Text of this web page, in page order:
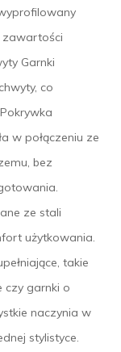
Garnki
co
w połączeniu ze
bez
ze stali
użytkowania.
takie
czy garnki o
naczynia w
stylistyce.